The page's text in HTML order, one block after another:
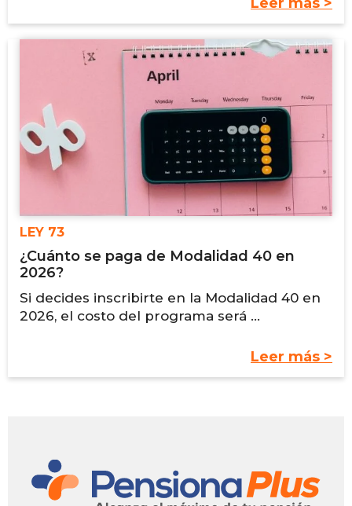
LEY 73
¿Cuánto se paga de Modalidad 40 en
2026?
Si decides inscribirte en la Modalidad 40 en
2026, el costo del programa será ...
Leer más >